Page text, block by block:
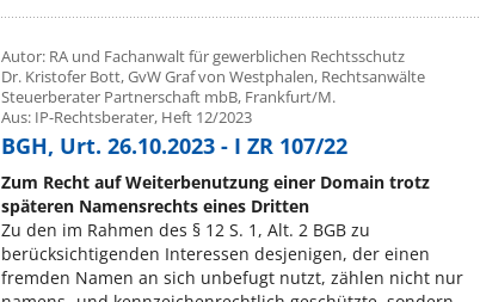
Autor: RA und Fachanwalt für gewerblichen Rechtsschutz
Dr. Kristofer Bott, GvW Graf von Westphalen, Rechtsanwälte
Steuerberater Partnerschaft mbB, Frankfurt/M.
Aus: IP-Rechtsberater, Heft 12/2023
BGH, Urt. 26.10.2023 - I ZR 107/22
Zum Recht auf Weiterbenutzung einer Domain trotz
späteren Namensrechts eines Dritten
Zu den im Rahmen des § 12 S. 1, Alt. 2 BGB zu
berücksichtigenden Interessen desjenigen, der einen
fremden Namen an sich unbefugt nutzt, zählen nicht nur